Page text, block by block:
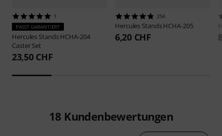
1
PASST GARANTIERT
Hercules StandsHCHA-204
Caster Set
23,50 CHF
254
Hercules StandsHCHA-205
6,20 CHF
18 Kundenbewertungen